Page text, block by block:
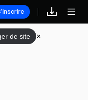
de site